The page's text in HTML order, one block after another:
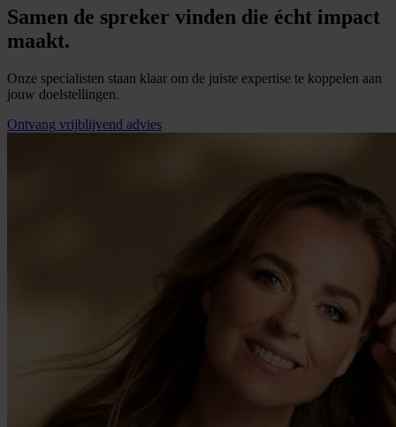
Samen de spreker vinden die écht impact
maakt.
Onze specialisten staan klaar om de juiste expertise te koppelen aan
jouw doelstellingen.
Ontvang vrijblijvend advies